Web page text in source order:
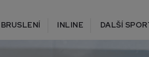
INLINE DALŠÍ